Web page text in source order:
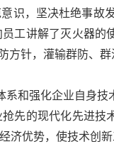
识，坚决杜绝事故
工讲解了灭火器
方针，灌输群防、群
和强化企业自身
先的现代化先进
优势，使技术创